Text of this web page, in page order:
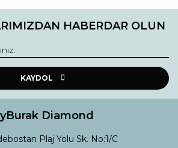
eksik bilgiler bulunuyor.
bulunuyor.
alternatifler olmalı.
Gönder
HABERDAR OLUN
KAYDOL
Diamond
Plaj Yolu Sk. No:1/C